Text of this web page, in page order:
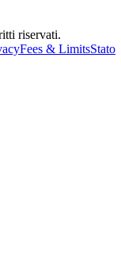
riservati.
Fees & LimitsStato